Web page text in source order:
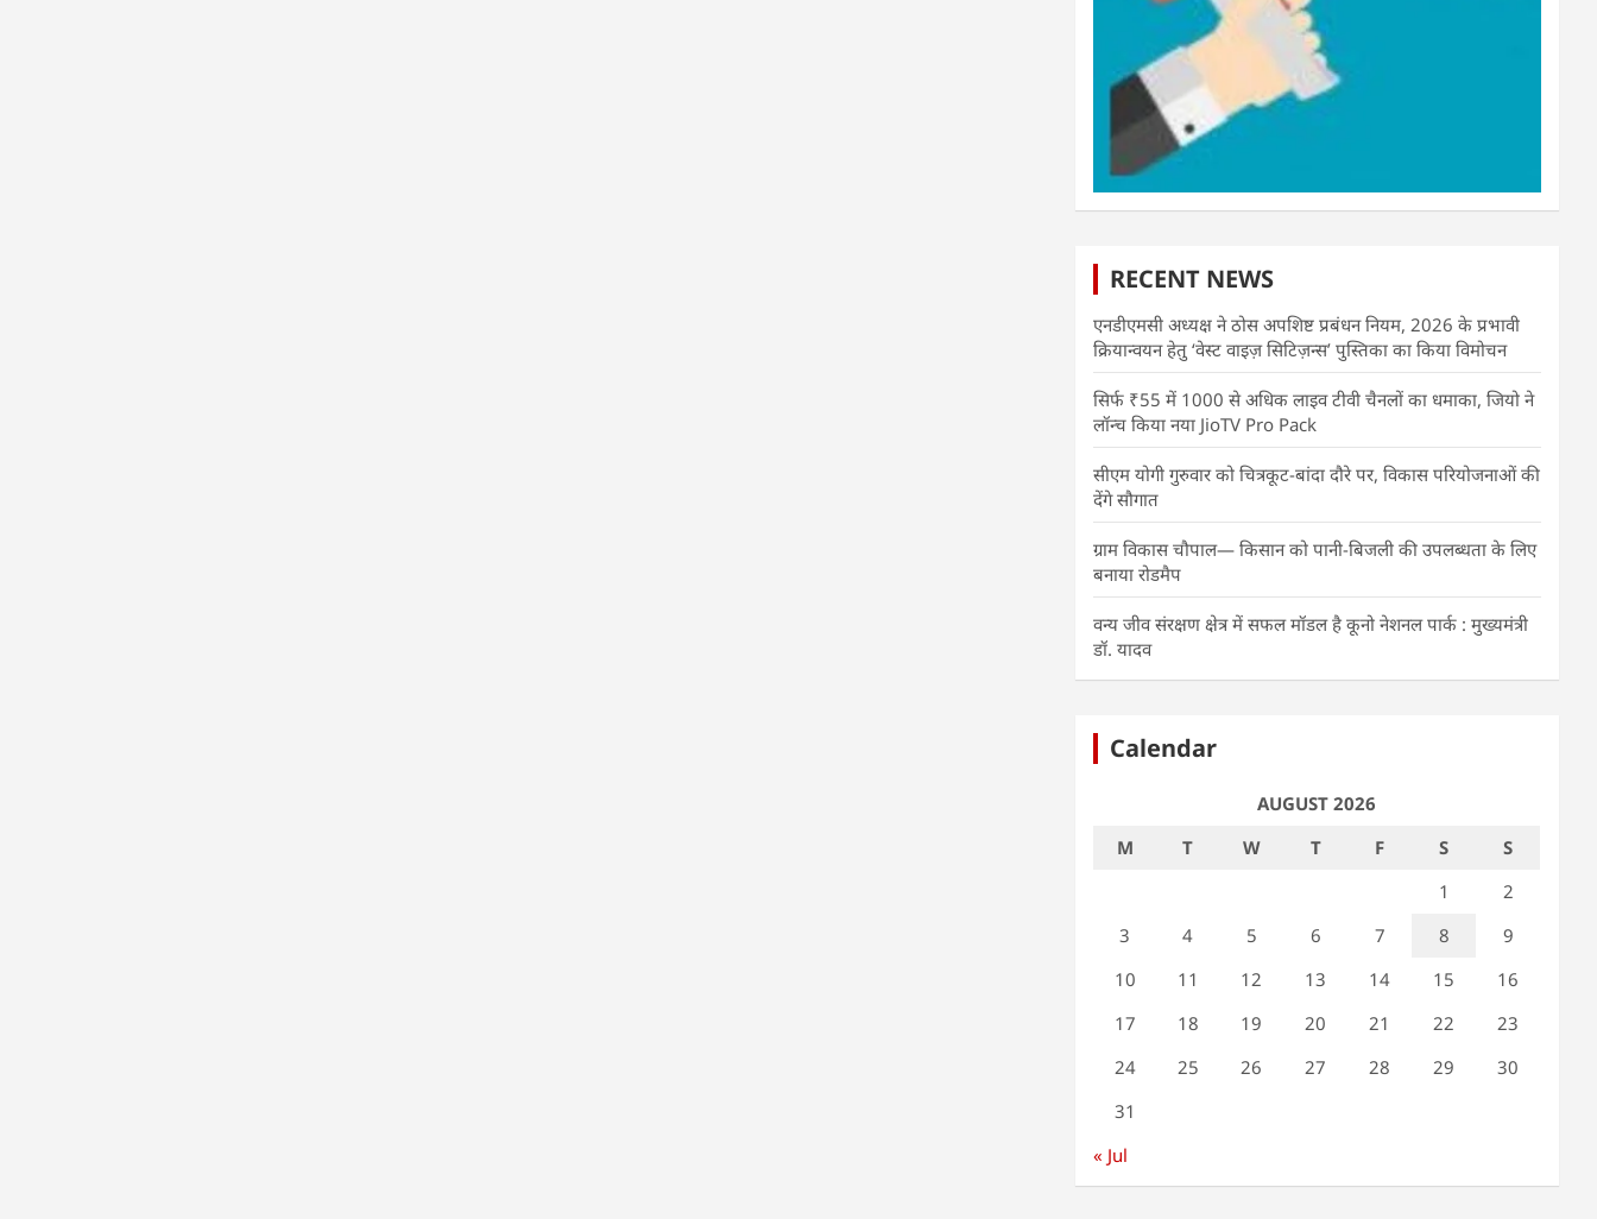
RECENT NEWS
एनडीएमसी अध्यक्ष ने ठोस अपशिष्ट प्रबंधन नियम, 2026 के प्रभावी
क्रियान्वयन हेतु ‘वेस्ट वाइज़ सिटिज़न्स’ पुस्तिका का किया विमोचन
सिर्फ ₹55 में 1000 से अधिक लाइव टीवी चैनलों का धमाका, जियो ने
लॉन्च किया नया JioTV Pro Pack
सीएम योगी गुरुवार को चित्रकूट-बांदा दौरे पर, विकास परियोजनाओं की
देंगे सौगात
ग्राम विकास चौपाल— किसान को पानी-बिजली की उपलब्धता के लिए
बनाया रोडमैप
वन्य जीव संरक्षण क्षेत्र में सफल मॉडल है कूनो नेशनल पार्क : मुख्यमंत्री
डॉ. यादव
Calendar
AUGUST 2026
M
T W T F S
S
1
2
3
4 5 6 7 8
9
10
11 12 13 14 15
16
17
18 19 20 21 22
23
24
25 26 27 28 29
30
31
« Jul